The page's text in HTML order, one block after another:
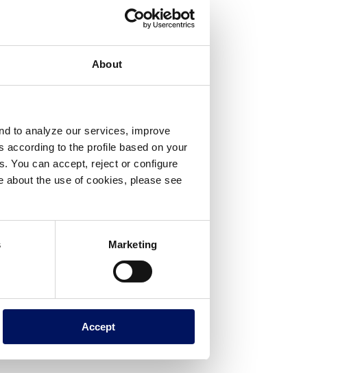
About
to analyze our services, improve
to the profile based on your
You can accept, reject or configure
about the use of cookies, please see
Marketing
Accept